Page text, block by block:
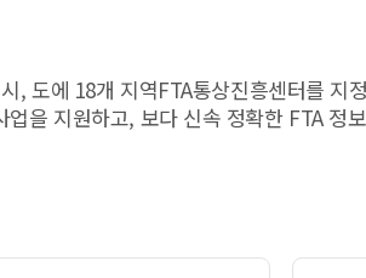
, 도에 18개 지역FTA통상진흥센터를 지
을 지원하고, 보다 신속 정확한 FTA 정